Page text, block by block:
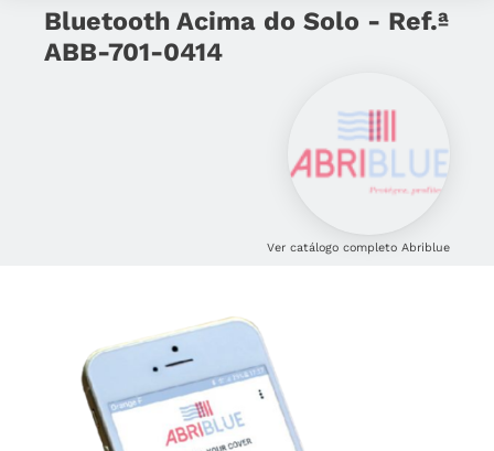
Bluetooth Acima do Solo - Ref.ª
ABB-701-0414
Ver catálogo completo Abriblue